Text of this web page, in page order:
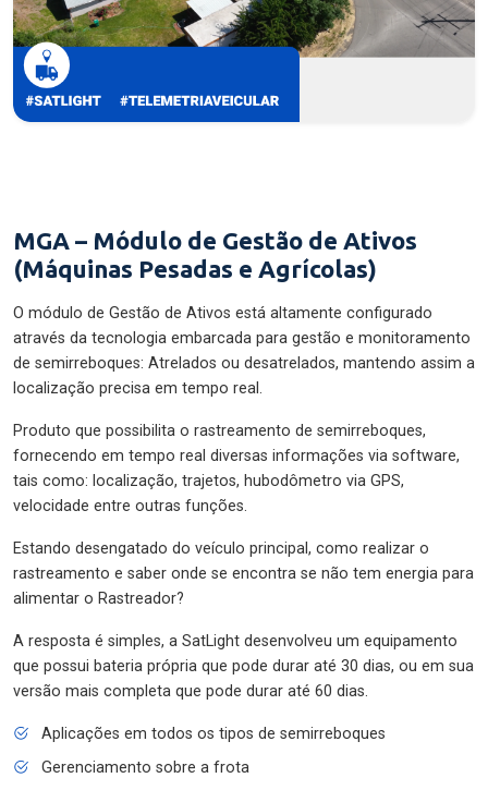
MGA – Módulo de Gestão de Ativos
(Máquinas Pesadas e Agrícolas)
O módulo de Gestão de Ativos está altamente configurado
através da tecnologia embarcada para gestão e monitoramento
de semirreboques: Atrelados ou desatrelados, mantendo assim a
localização precisa em tempo real.
Produto que possibilita o rastreamento de semirreboques,
fornecendo em tempo real diversas informações via software,
tais como: localização, trajetos, hubodômetro via GPS,
velocidade entre outras funções.
Estando desengatado do veículo principal, como realizar o
rastreamento e saber onde se encontra se não tem energia para
alimentar o Rastreador?
A resposta é simples, a SatLight desenvolveu um equipamento
que possui bateria própria que pode durar até 30 dias, ou em sua
versão mais completa que pode durar até 60 dias.
Aplicações em todos os tipos de semirreboques
Gerenciamento sobre a frota